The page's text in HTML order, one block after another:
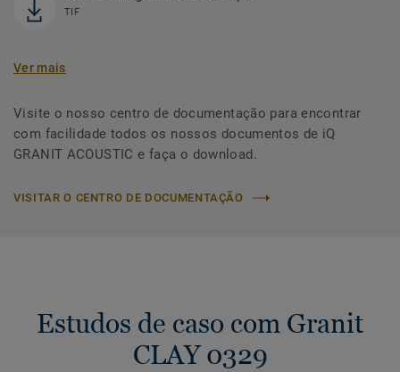
TIF
Ver mais
Visite o nosso centro de documentação para encontrar
com facilidade todos os nossos documentos de iQ
GRANIT ACOUSTIC e faça o download.
VISITAR O CENTRO DE DOCUMENTAÇÃO
Estudos de caso com Granit
CLAY 0329